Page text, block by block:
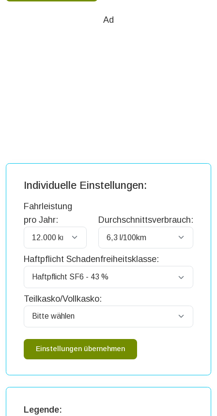
Ad
Individuelle Einstellungen:
Fahrleistung
pro Jahr:
Durchschnittsverbrauch:
Haftpflicht Schadenfreiheitsklasse:
Teilkasko/Vollkasko:
Einstellungen übernehmen
Legende: